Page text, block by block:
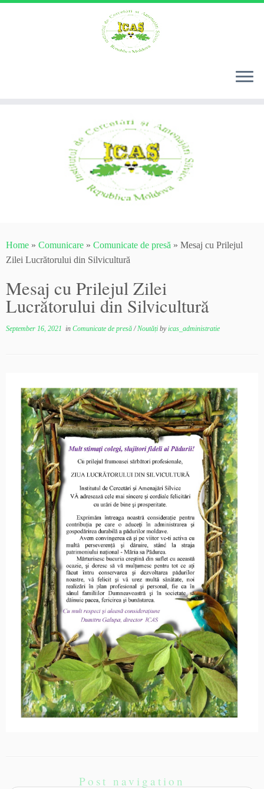
Home » Comunicare » Comunicate de presă » Mesaj cu Prilejul
Zilei Lucrătorului din Silvicultură
Mesaj cu Prilejul Zilei
Lucrătorului din Silvicultură
September 16, 2021 in Comunicate de presă/Noutăți byicas_administratie
Post navigation